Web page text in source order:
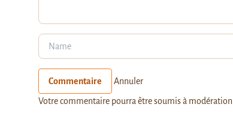
Commentaire Annuler
Votre commentaire pourra être soumis à modération.